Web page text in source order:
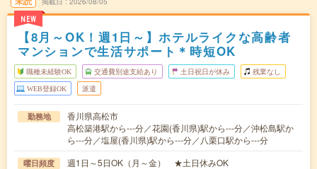
NEW
【8月～OK！週1日～】ホテルライクな高齢者
マンションで生活サポート＊時短OK
職種未経験OK 交通費別途支給あり 土日祝日が休み 残業なし
WEB登録OK 派遣
勤務地
香川県高松市
高松築港駅から---分／花園(香川県)駅から---分／沖松島駅か
ら---分／塩屋(香川県)駅から---分／八栗口駅から---分
曜日頻度 週1日～5日OK（月～金） ★土日休みOK